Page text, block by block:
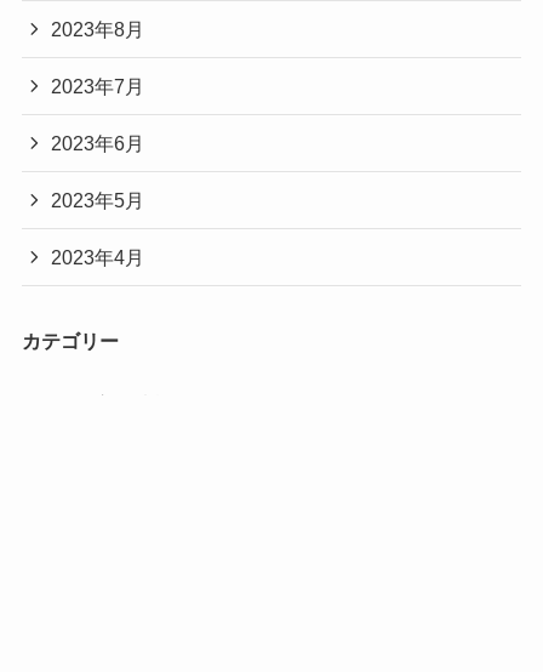
2023年8月
2023年7月
2023年6月
2023年5月
2023年4月
カテゴリー